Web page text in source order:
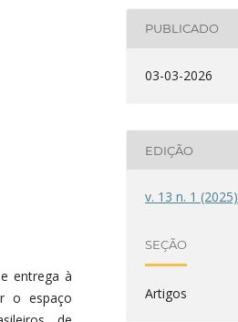
entrega à
o espaço
PUBLICADO
03-03-2026
EDIÇÃO
v. 13 n. 1 (2025)
SEÇÃO
Artigos